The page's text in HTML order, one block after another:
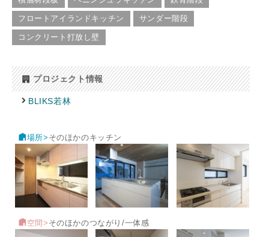
フロートアイランドキッチン サンダー階段
コンクリート打放し壁
プロジェクト情報
BLIKS若林
場所> そのほかのキッチン
空間> そのほかのつながり/一体感